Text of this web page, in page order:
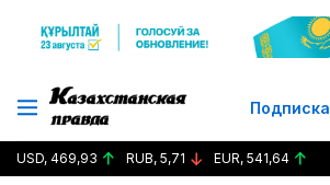
Подписка
USD, 469,93 RUB, 5,71 EUR, 541,64